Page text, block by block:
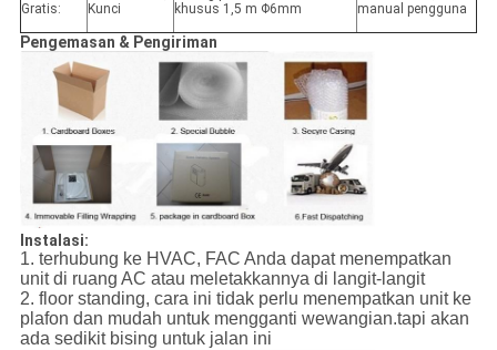
Gratis:
Kunci
khusus 1,5 m Φ6mm
manual pengguna
Pengemasan & Pengiriman
Instalasi:
1. terhubung ke HVAC, FAC Anda dapat menempatkan
unit di ruang AC atau meletakkannya di langit-langit
2. floor standing, cara ini tidak perlu menempatkan unit ke
plafon dan mudah untuk mengganti wewangian.tapi akan
ada sedikit bising untuk jalan ini